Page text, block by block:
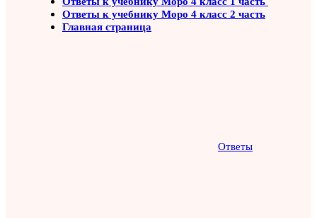
Ответы к учебнику Моро 4 класс 2 часть
Главная страница
Ответы